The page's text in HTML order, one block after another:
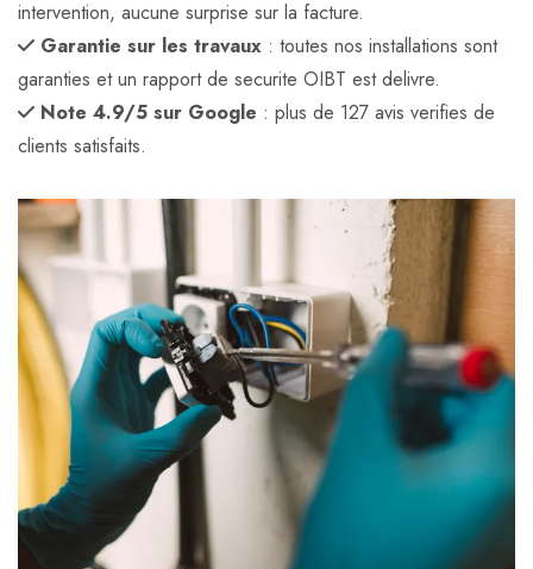
intervention, aucune surprise sur la facture.
Garantie sur les travaux : toutes nos installations sont
garanties et un rapport de securite OIBT est delivre.
Note 4.9/5 sur Google : plus de 127 avis verifies de
clients satisfaits.